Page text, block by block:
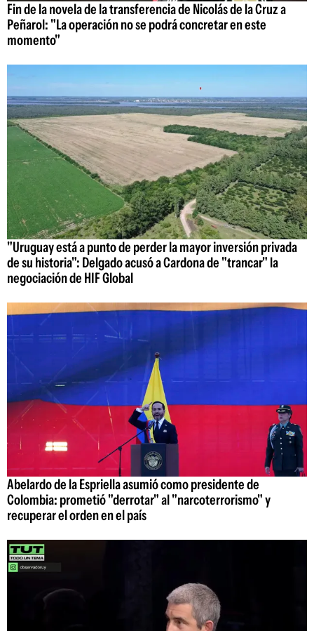
Fin de la novela de la transferencia de Nicolás de la Cruz a
Peñarol: "La operación no se podrá concretar en este
momento"
"Uruguay está a punto de perder la mayor inversión privada
de su historia": Delgado acusó a Cardona de "trancar" la
negociación de HIF Global
Abelardo de la Espriella asumió como presidente de
Colombia: prometió "derrotar" al "narcoterrorismo" y
recuperar el orden en el país